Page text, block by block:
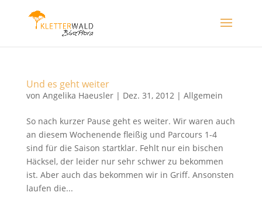
Und es geht weiter
von Angelika Haeusler| Dez. 31, 2012| Allgemein
So nach kurzer Pause geht es weiter. Wir waren auch
an diesem Wochenende fleißig und Parcours 1-4
sind für die Saison startklar. Fehlt nur ein bischen
Häcksel, der leider nur sehr schwer zu bekommen
ist. Aber auch das bekommen wir in Griff. Ansonsten
laufen die...